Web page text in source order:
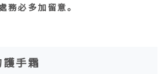
務必多加留意。
手霜